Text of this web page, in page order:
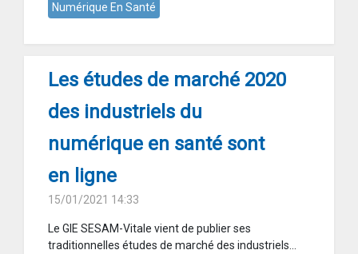
Numérique En Santé
Les études de marché 2020
des industriels du
numérique en santé sont
en ligne
15/01/2021 14:33
Le GIE SESAM-Vitale vient de publier ses
traditionnelles études de marché des industriels...